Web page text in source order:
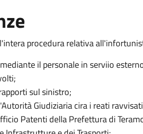
procedura relativa
il personale in serviio
sul sinistro;
Giudiziaria cira i reati
Patenti della Prefettura di